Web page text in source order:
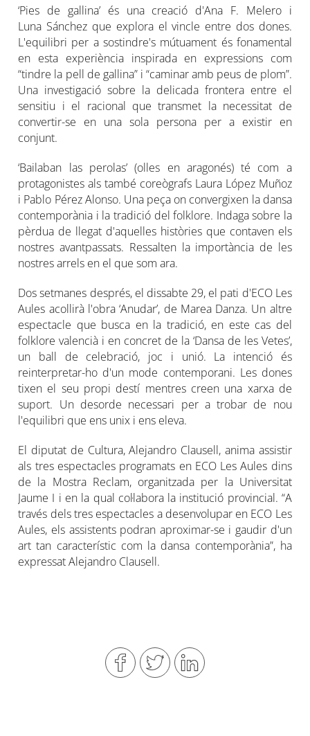
‘Pies de gallina’ és una creació d'Ana F. Melero i
Luna Sánchez que explora el vincle entre dos dones.
L'equilibri per a sostindre's mútuament és fonamental
en esta experiència inspirada en expressions com
“tindre la pell de gallina” i “caminar amb peus de plom”.
Una investigació sobre la delicada frontera entre el
sensitiu i el racional que transmet la necessitat de
convertir-se en una sola persona per a existir en
conjunt.
‘Bailaban las perolas’ (olles en aragonés) té com a
protagonistes als també coreògrafs Laura López Muñoz
i Pablo Pérez Alonso. Una peça on convergixen la dansa
contemporània i la tradició del folklore. Indaga sobre la
pèrdua de llegat d'aquelles històries que contaven els
nostres avantpassats. Ressalten la importància de les
nostres arrels en el que som ara.
Dos setmanes després, el dissabte 29, el pati d'ECO Les
Aules acollirà l'obra ‘Anudar’, de Marea Danza. Un altre
espectacle que busca en la tradició, en este cas del
folklore valencià i en concret de la ‘Dansa de les Vetes’,
un ball de celebració, joc i unió. La intenció és
reinterpretar-ho d'un mode contemporani. Les dones
tixen el seu propi destí mentres creen una xarxa de
suport. Un desorde necessari per a trobar de nou
l'equilibri que ens unix i ens eleva.
El diputat de Cultura, Alejandro Clausell, anima assistir
als tres espectacles programats en ECO Les Aules dins
de la Mostra Reclam, organitzada per la Universitat
Jaume I i en la qual col·labora la institució provincial. “A
través dels tres espectacles a desenvolupar en ECO Les
Aules, els assistents podran aproximar-se i gaudir d'un
art tan característic com la dansa contemporània”, ha
expressat Alejandro Clausell.